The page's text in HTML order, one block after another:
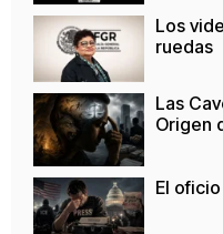
Los
ruedas
Las
Origen
El